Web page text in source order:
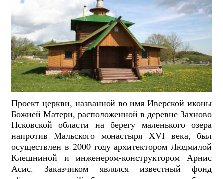
Проект церкви, названной во имя Иверской иконы
Божией Матери, расположенной в деревне Захново
Псковской области на берегу маленького озера
напротив Мальского монастыря XVI века, был
осуществлен в 2000 году архитектором Людмилой
Клешниной и инженером-конструктором Арнис
Асис. Заказчиком являлся известный фонд